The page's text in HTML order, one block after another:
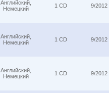
Английский,
Немецкий
1 CD 9/2012
Английский,
Немецкий
1 CD 9/2012
Английский,
Немецкий
1 CD 9/2012